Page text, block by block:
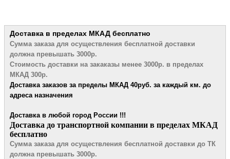
Доставка в пределах МКАД бесплатно
Сумма заказа для осуществления бесплатной доставки
должна превышать 3000р.
Стоимость доставки на закаказы менее 3000р. в пределах
МКАД 300р.
Доставка заказов за пределы МКАД 40руб. за каждый км. до
адреса назначения
Доставка в любой город России !!!
​Доставка до транспортной компании в пределах МКАД
бесплатно
Сумма заказа для осуществления бесплатной доставки до ТК
должна превышать 3000р.